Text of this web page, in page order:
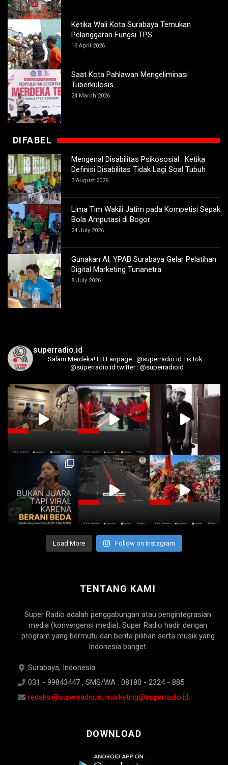
Ketika Wali Kota Surabaya Temukan
Pelanggaran Fungsi TPS
19 April 2026
Saat Kota Pahlawan Mengeliminasi
Tuberkulosis
24 March 2026
DIFABEL
Mengenal Disabilitas Psikososial : Ketika
Definisi Disabilitas Tidak Lagi Soal Tubuh
3 August 2026
Lima Tim Wakili Jatim pada Kompetisi Sepak
Bola Amputasi di Bogor
24 July 2026
Gunakan AI, YPAB Surabaya Gelar Pelatihan
Digital Marketing Tunanetra
8 July 2026
superradio.id
Salam Merdeka! FB Fanpage : @superradio.id TikTok :
@superradio.id twitter : @superradioid
Load More Follow on Instagram
TENTANG KAMI
Super Radio adalah penggabungan atau pengintegrasian
media (konvergensi media). Super Radio hadir dengan
program yang bermutu dan berita pilihan serta musik yang
Indonesia banget.
Surabaya, Indonesia
031 - 99843447 , SMS/WA : 08180 - 2324 - 885
redaksi@superradio.id, marketing@superradio.id
DOWNLOAD